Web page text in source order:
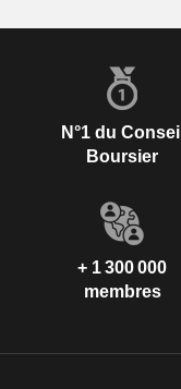
N°1 du Conseil
Boursier
+ 1 300 000
membres